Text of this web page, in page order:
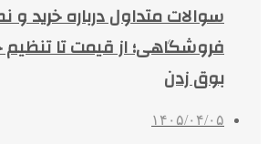
سوالات متداول درباره خرید
فروشگاهی؛ از قیمت تا
بوق زدن
۱۴۰۵/۰۴/۰۵